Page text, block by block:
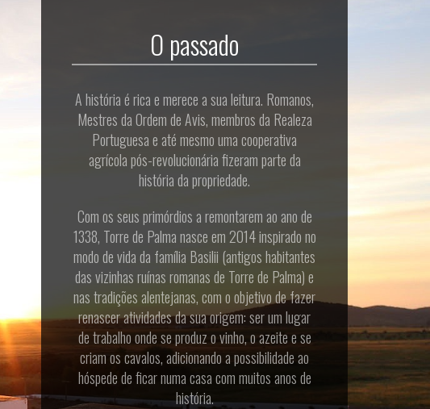
O passado
A história é rica e merece a sua leitura. Romanos,
Mestres da Ordem de Avis, membros da Realeza
Portuguesa e até mesmo uma cooperativa
agrícola pós-revolucionária fizeram parte da
história da propriedade.
Com os seus primórdios a remontarem ao ano de
1338, Torre de Palma nasce em 2014 inspirado no
modo de vida da família Basilii (antigos habitantes
das vizinhas ruínas romanas de Torre de Palma) e
nas tradições alentejanas, com o objetivo de fazer
renascer atividades da sua origem: ser um lugar
de trabalho onde se produz o vinho, o azeite e se
criam os cavalos, adicionando a possibilidade ao
hóspede de ficar numa casa com muitos anos de
história.